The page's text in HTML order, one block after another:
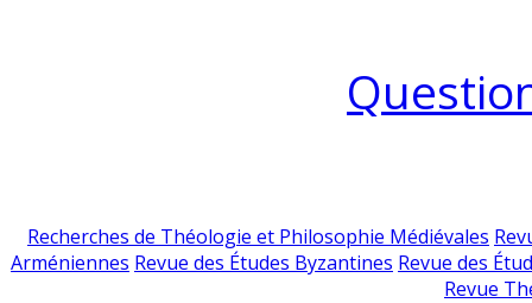
Recherches de Théologie et Philosophie Médiévales
Arméniennes Revue des Études Byzantines Revue des
Revue